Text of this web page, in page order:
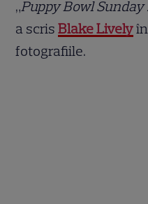
„Puppy Bowl Sunday
a scrisBlake Lively
fotografiile.